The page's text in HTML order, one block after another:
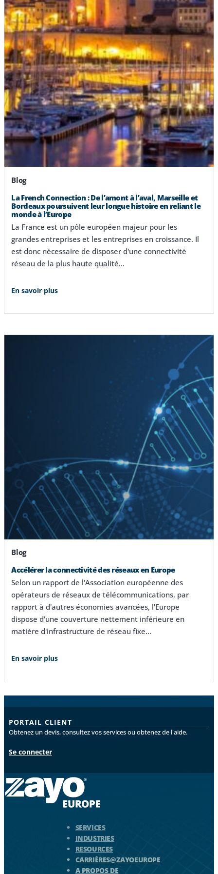
Blog
La French Connection : De l’amont à l’aval, Marseille et
Bordeaux poursuivent leur longue histoire en reliant le
monde à l’Europe
La France est un pôle européen majeur pour les
grandes entreprises et les entreprises en croissance. Il
est donc nécessaire de disposer d'une connectivité
réseau de la plus haute qualité…
En savoir plus
Blog
Accélérer la connectivité des réseaux en Europe
Selon un rapport de l'Association européenne des
opérateurs de réseaux de télécommunications, par
rapport à d'autres économies avancées, l'Europe
dispose d'une couverture nettement inférieure en
matière d'infrastructure de réseau fixe…
En savoir plus
PORTAIL CLIENT
Obtenez un devis, consultez vos services ou obtenez de l'aide.
Se connecter
SERVICES
INDUSTRIES
RESOURCES
CARRIÈRES@ZAYOEUROPE
A PROPOS DE